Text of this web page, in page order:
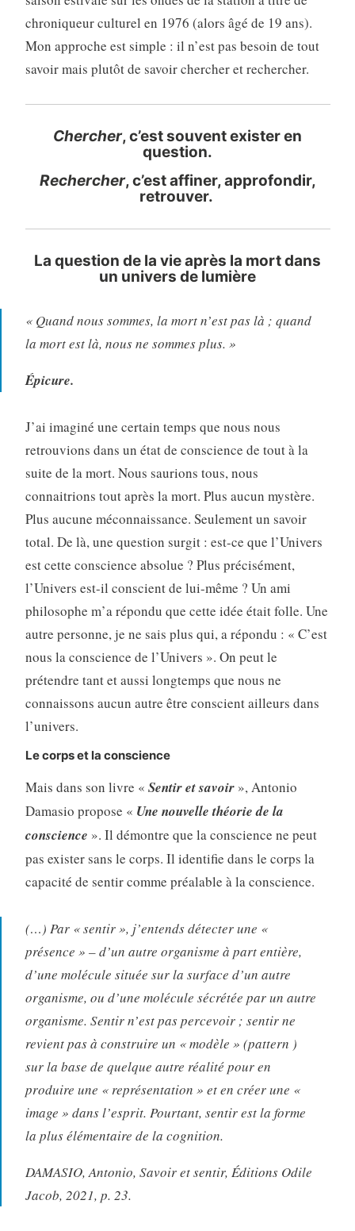
chroniqueur culturel en 1976 (alors âgé de 19 ans).
Mon approche est simple : il n’est pas besoin de tout
savoir mais plutôt de savoir chercher et rechercher.
Chercher, c’est souvent exister en
question.
Rechercher, c’est affiner, approfondir,
retrouver.
La question de la vie après la mort dans
un univers de lumière
« Quand nous sommes, la mort n’est pas là ; quand
la mort est là, nous ne sommes plus. »
Épicure.
J’ai imaginé une certain temps que nous nous
retrouvions dans un état de conscience de tout à la
suite de la mort. Nous saurions tous, nous
connaitrions tout après la mort. Plus aucun mystère.
Plus aucune méconnaissance. Seulement un savoir
total. De là, une question surgit : est-ce que l’Univers
est cette conscience absolue ? Plus précisément,
l’Univers est-il conscient de lui-même ? Un ami
philosophe m’a répondu que cette idée était folle. Une
autre personne, je ne sais plus qui, a répondu : « C’est
nous la conscience de l’Univers ». On peut le
prétendre tant et aussi longtemps que nous ne
connaissons aucun autre être conscient ailleurs dans
l’univers.
Le corps et la conscience
Mais dans son livre « Sentir et savoir», Antonio
Damasio propose « Une nouvelle théorie de la
conscience ». Il démontre que la conscience ne peut
pas exister sans le corps. Il identifie dans le corps la
capacité de sentir comme préalable à la conscience.
(…) Par « sentir », j’entends détecter une «
présence » – d’un autre organisme à part entière,
d’une molécule située sur la surface d’un autre
organisme, ou d’une molécule sécrétée par un autre
organisme. Sentir n’est pas percevoir ; sentir ne
revient pas à construire un « modèle » (pattern )
sur la base de quelque autre réalité pour en
produire une « représentation » et en créer une «
image » dans l’esprit. Pourtant, sentir est la forme
la plus élémentaire de la cognition.
DAMASIO, Antonio, Savoir et sentir, Éditions Odile
Jacob, 2021, p. 23.